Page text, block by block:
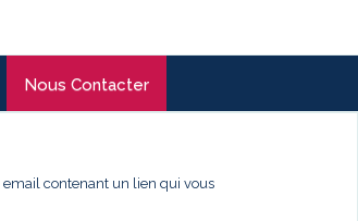
Nous Contacter
email contenant un lien qui vous